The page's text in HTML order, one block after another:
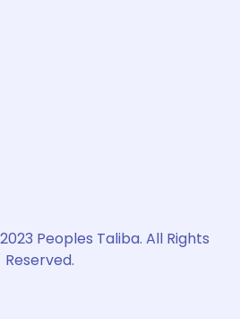
Peoples Taliba. All Rights
Reserved.